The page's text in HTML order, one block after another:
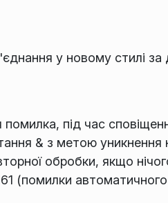
у новому стилі
під час
& з метою уникнення
обробки, якщо
(помилки